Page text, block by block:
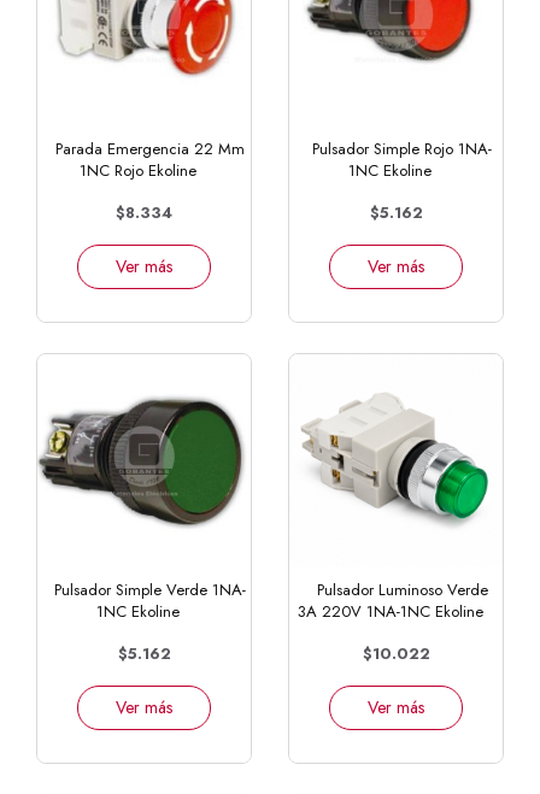
Parada Emergencia 22 Mm
1NC Rojo Ekoline
$8.334
Ver más
Pulsador Simple Rojo 1NA-
1NC Ekoline
$5.162
Ver más
Pulsador Simple Verde 1NA-
1NC Ekoline
$5.162
Ver más
Pulsador Luminoso Verde
3A 220V 1NA-1NC Ekoline
$10.022
Ver más